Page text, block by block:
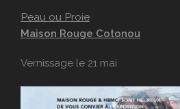
Peau ou Proie
Maison Rouge Cotonou
Vernissage le 21 mai